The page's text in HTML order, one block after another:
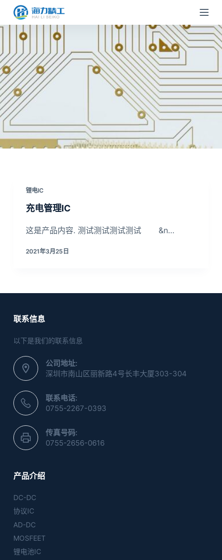
跳
锂电IC
充电管理IC
这是产品内容. 测试测试测试测试 &n…
2021年3月25日
联系信息
以下是我们的联系信息
公司地址:
深圳市南山区丽新路4号长丰大厦303-304
联系电话:
0755-2267-0393
传真号码:
0755-2656-0616
产品介绍
DC-DC
协议IC
AD-DC
MOSFEET
锂电池IC